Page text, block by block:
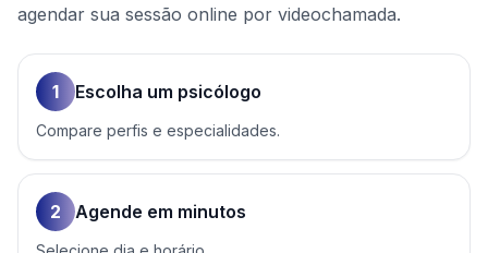
agendar sua sessão online por videochamada.
1 Escolha um psicólogo
Compare perfis e especialidades.
2 Agende em minutos